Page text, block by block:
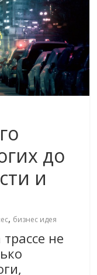
до
и
, бизнес идея
не